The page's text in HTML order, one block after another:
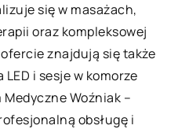
się w masażach,
oraz kompleksowej
znajdują się także
i sesje w komorze
Woźniak –
obsługę i